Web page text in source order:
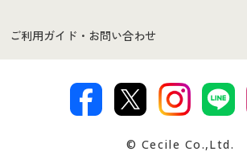
セシールご利用規約
著作権・商標について 会社案内
商品カテゴリ
ご利用ガイド・お問い合わせ
交換・返品は お支払は
© Cecile Co.,Ltd.